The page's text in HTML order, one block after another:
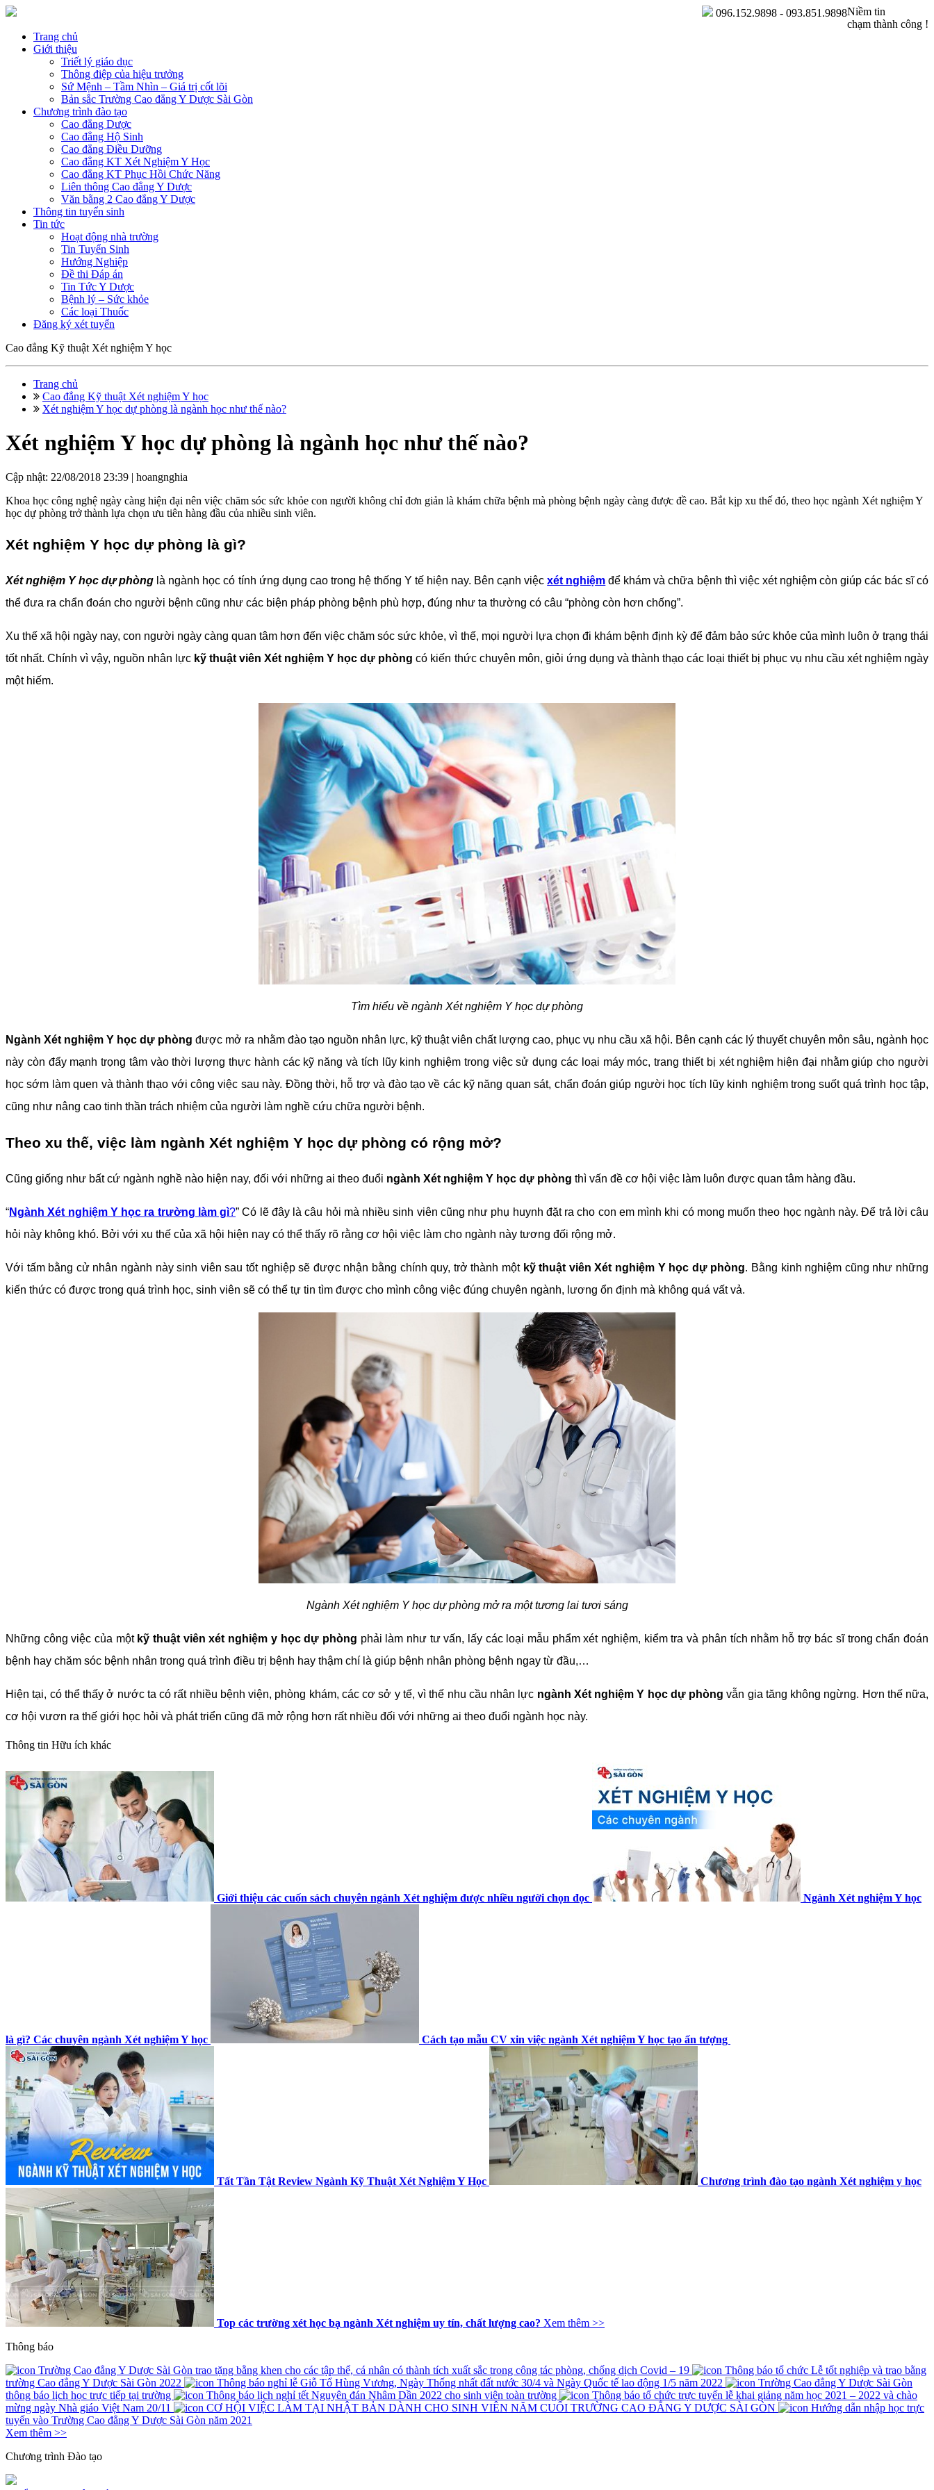
Niềm tin
chạm thành công !
096.152.9898 - 093.851.9898
Trang chủ
Giới thiệu
Triết lý giáo dục
Thông điệp của hiệu trưởng
Sứ Mệnh – Tầm Nhìn – Giá trị cốt lõi
Bản sắc Trường Cao đẳng Y Dược Sài Gòn
Chương trình đào tạo
Cao đẳng Dược
Cao đẳng Hộ Sinh
Cao đẳng Điều Dưỡng
Cao đẳng KT Xét Nghiệm Y Học
Cao đẳng KT Phục Hồi Chức Năng
Liên thông Cao đẳng Y Dược
Văn bằng 2 Cao đẳng Y Dược
Thông tin tuyển sinh
Tin tức
Hoạt động nhà trường
Tin Tuyển Sinh
Hướng Nghiệp
Đề thi Đáp án
Tin Tức Y Dược
Bệnh lý – Sức khỏe
Các loại Thuốc
Đăng ký xét tuyển
Cao đẳng Kỹ thuật Xét nghiệm Y học
Trang chủ
Cao đẳng Kỹ thuật Xét nghiệm Y học
Xét nghiệm Y học dự phòng là ngành học như thế nào?
Xét nghiệm Y học dự phòng là ngành học như thế nào?
Cập nhật: 22/08/2018 23:39 | hoangnghia
Khoa học công nghệ ngày càng hiện đại nên việc chăm sóc sức khỏe con người không chỉ đơn giản là khám chữa bệnh mà phòng bệnh ngày càng được đề cao. Bắt kịp xu thế đó, theo học ngành Xét nghiệm Y
học dự phòng trở thành lựa chọn ưu tiên hàng đầu của nhiều sinh viên.
Xét nghiệm Y học dự phòng là gì?
Xét nghiệm Y học dự phòng là ngành học có tính ứng dụng cao trong hệ thống Y tế hiện nay. Bên cạnh việcxét nghiệm để khám và chữa bệnh thì việc xét nghiệm còn giúp các bác sĩ có
thể đưa ra chẩn đoán cho người bệnh cũng như các biện pháp phòng bệnh phù hợp, đúng như ta thường có câu “phòng còn hơn chống”.
Xu thế xã hội ngày nay, con người ngày càng quan tâm hơn đến việc chăm sóc sức khỏe, vì thế, mọi người lựa chọn đi khám bệnh định kỳ để đảm bảo sức khỏe của mình luôn ở trạng thái
tốt nhất. Chính vì vậy, nguồn nhân lực kỹ thuật viên Xét nghiệm Y học dự phòngcó kiến thức chuyên môn, giỏi ứng dụng và thành thạo các loại thiết bị phục vụ nhu cầu xét nghiệm ngày
một hiếm.
Tìm hiểu về ngành Xét nghiệm Y học dự phòng
Ngành Xét nghiệm Y học dự phòng được mở ra nhằm đào tạo nguồn nhân lực, kỹ thuật viên chất lượng cao, phục vụ nhu cầu xã hội. Bên cạnh các lý thuyết chuyên môn sâu, ngành học
này còn đẩy mạnh trọng tâm vào thời lượng thực hành các kỹ năng và tích lũy kinh nghiệm trong việc sử dụng các loại máy móc, trang thiết bị xét nghiệm hiện đại nhằm giúp cho người
học sớm làm quen và thành thạo với công việc sau này. Đồng thời, hỗ trợ và đào tạo về các kỹ năng quan sát, chẩn đoán giúp người học tích lũy kinh nghiệm trong suốt quá trình học tập,
cũng như nâng cao tinh thần trách nhiệm của người làm nghề cứu chữa người bệnh.
Theo xu thế, việc làm ngành Xét nghiệm Y học dự phòng có rộng mở?
Cũng giống như bất cứ ngành nghề nào hiện nay, đối với những ai theo đuổi ngành Xét nghiệm Y học dự phòng thì vấn đề cơ hội việc làm luôn được quan tâm hàng đầu.
“Ngành Xét nghiệm Y học ra trường làm gì?” Có lẽ đây là câu hỏi mà nhiều sinh viên cũng như phụ huynh đặt ra cho con em mình khi có mong muốn theo học ngành này. Để trả lời câu
hỏi này không khó. Bởi với xu thế của xã hội hiện nay có thể thấy rõ rằng cơ hội việc làm cho ngành này tương đối rộng mở.
Với tấm bằng cử nhân ngành này sinh viên sau tốt nghiệp sẽ được nhận bằng chính quy, trở thành mộtkỹ thuật viên Xét nghiệm Y học dự phòng. Bằng kinh nghiệm cũng như những
kiến thức có được trong quá trình học, sinh viên sẽ có thể tự tin tìm được cho mình công việc đúng chuyên ngành, lương ổn định mà không quá vất vả.
Ngành Xét nghiệm Y học dự phòng mở ra một tương lai tươi sáng
Những công việc của một kỹ thuật viên xét nghiệm y học dự phòng phải làm như tư vấn, lấy các loại mẫu phẩm xét nghiệm, kiểm tra và phân tích nhằm hỗ trợ bác sĩ trong chẩn đoán
bệnh hay chăm sóc bệnh nhân trong quá trình điều trị bệnh hay thậm chí là giúp bệnh nhân phòng bệnh ngay từ đầu,…
Hiện tại, có thể thấy ở nước ta có rất nhiều bệnh viện, phòng khám, các cơ sở y tế, vì thế nhu cầu nhân lực ngành Xét nghiệm Y học dự phòng vẫn gia tăng không ngừng. Hơn thế nữa,
cơ hội vươn ra thế giới học hỏi và phát triển cũng đã mở rộng hơn rất nhiều đối với những ai theo đuổi ngành học này.
Thông tin Hữu ích khác
Giới thiệu các cuốn sách chuyên ngành Xét nghiệm được nhiều người chọn đọc Ngành Xét nghiệm Y học
là gì? Các chuyên ngành Xét nghiệm Y học Cách tạo mẫu CV xin việc ngành Xét nghiệm Y học tạo ấn tượng
Tất Tần Tật Review Ngành Kỹ Thuật Xét Nghiệm Y Học Chương trình đào tạo ngành Xét nghiệm y học
Top các trường xét học bạ ngành Xét nghiệm uy tín, chất lượng cao? Xem thêm >>
Thông báo
Trường Cao đẳng Y Dược Sài Gòn trao tặng bằng khen cho các tập thể, cá nhân có thành tích xuất sắc trong công tác phòng, chống dịch Covid – 19
Thông báo tổ chức Lễ tốt nghiệp và trao bằng
trường Cao đẳng Y Dược Sài Gòn 2022
Thông báo nghỉ lễ Giỗ Tổ Hùng Vương, Ngày Thống nhất đất nước 30/4 và Ngày Quốc tế lao động 1/5 năm 2022
Trường Cao đẳng Y Dược Sài Gòn
thông báo lịch học trực tiếp tại trường
Thông báo lịch nghỉ tết Nguyên đán Nhâm Dần 2022 cho sinh viên toàn trường
Thông báo tổ chức trực tuyến lễ khai giảng năm học 2021 – 2022 và chào
mừng ngày Nhà giáo Việt Nam 20/11
CƠ HỘI VIỆC LÀM TẠI NHẬT BẢN DÀNH CHO SINH VIÊN NĂM CUỐI TRƯỜNG CAO ĐẲNG Y DƯỢC SÀI GÒN
Hướng dẫn nhập học trực
tuyến vào Trường Cao đẳng Y Dược Sài Gòn năm 2021
Xem thêm >>
Chương trình Đào tạo